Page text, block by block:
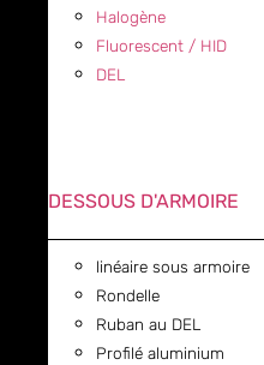
Halogène
Fluorescent / HID
DEL
DESSOUS D'ARMOIRE
linéaire sous armoire
Rondelle
Ruban au DEL
Profilé aluminium